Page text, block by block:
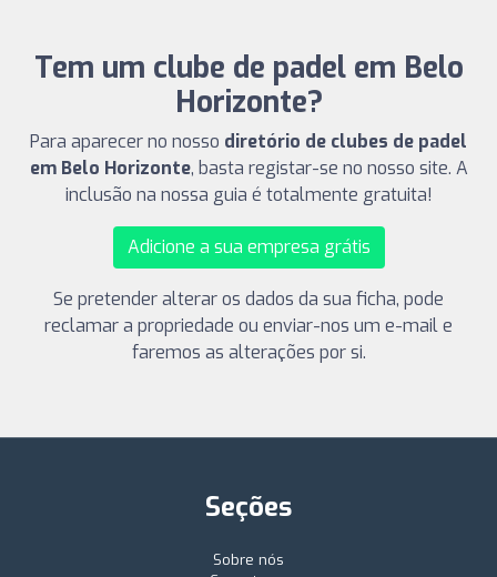
Tem um clube de padel em Belo
Horizonte?
Para aparecer no nosso diretório de clubes de padel
em Belo Horizonte, basta registar-se no nosso site. A
inclusão na nossa guia é totalmente gratuita!
Adicione a sua empresa grátis
Se pretender alterar os dados da sua ficha, pode
reclamar a propriedade ou enviar-nos um e-mail e
faremos as alterações por si.
Seções
Sobre nós